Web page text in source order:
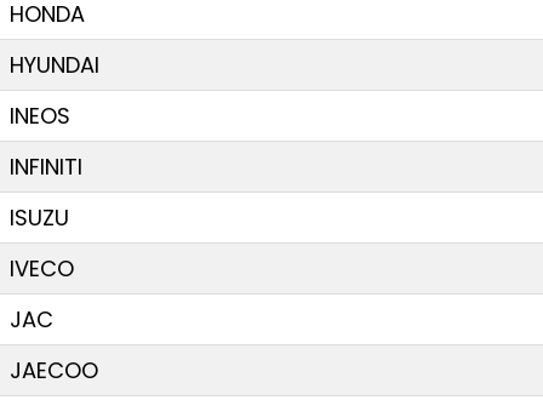
HONDA
HYUNDAI
INEOS
INFINITI
ISUZU
IVECO
JAC
JAECOO